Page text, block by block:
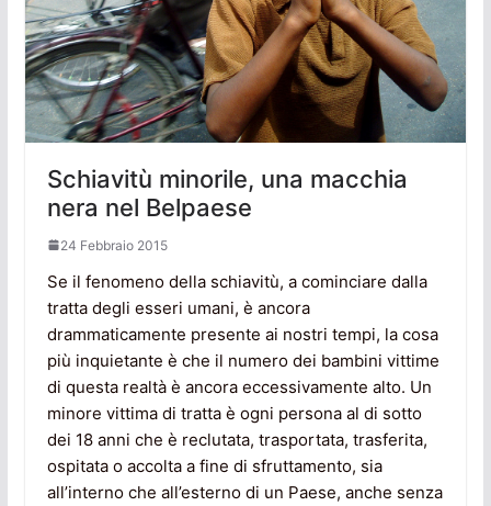
Schiavitù minorile, una macchia
nera nel Belpaese
24 Febbraio 2015
Se il fenomeno della schiavitù, a cominciare dalla
tratta degli esseri umani, è ancora
drammaticamente presente ai nostri tempi, la cosa
più inquietante è che il numero dei bambini vittime
di questa realtà è ancora eccessivamente alto. Un
minore vittima di tratta è ogni persona al di sotto
dei 18 anni che è reclutata, trasportata, trasferita,
ospitata o accolta a fine di sfruttamento, sia
all’interno che all’esterno di un Paese, anche senza